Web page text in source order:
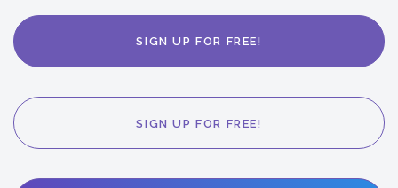
SIGN UP FOR FREE!
SIGN UP FOR FREE!